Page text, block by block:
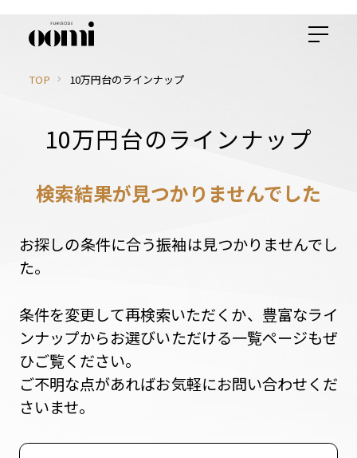
TOP 10万円台のラインナップ
10万円台のラインナップ
検索結果が見つかりませんでした
お探しの条件に合う振袖は見つかりませんでし
た。
条件を変更して再検索いただくか、豊富なライ
ンナップからお選びいただける一覧ページもぜ
ひご覧ください。
ご不明な点があればお気軽にお問い合わせくだ
さいませ。